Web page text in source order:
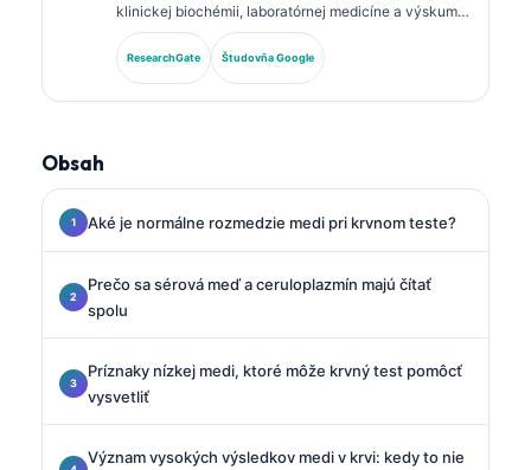
klinickej biochémii, laboratórnej medicíne a výskume
biomarkerov. Bývalý prezident Nemeckej spoločnosti
pre klinickú biochémiu, špecializuje sa na analýzu
diagnostických panelov, štandardizáciu biomarkerov
ResearchGate Študovňa Google
Obsah
Aké je normálne rozmedzie medi pri krvnom teste?
Prečo sa sérová meď a ceruloplazmín majú čítať
spolu
Príznaky nízkej medi, ktoré môže krvný test pomôcť
vysvetliť
Význam vysokých výsledkov medi v krvi: kedy to nie